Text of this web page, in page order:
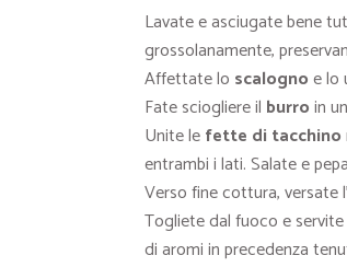
Lavate e asciugate bene
grossolanamente,
Affettate lo scalognoe lo
Fate sciogliere il burroin
Unite lefette di tacchino
entrambi i lati. Salate e
Verso fine cottura, versate l’
Togliete dal fuoco e
di aromi in precedenza